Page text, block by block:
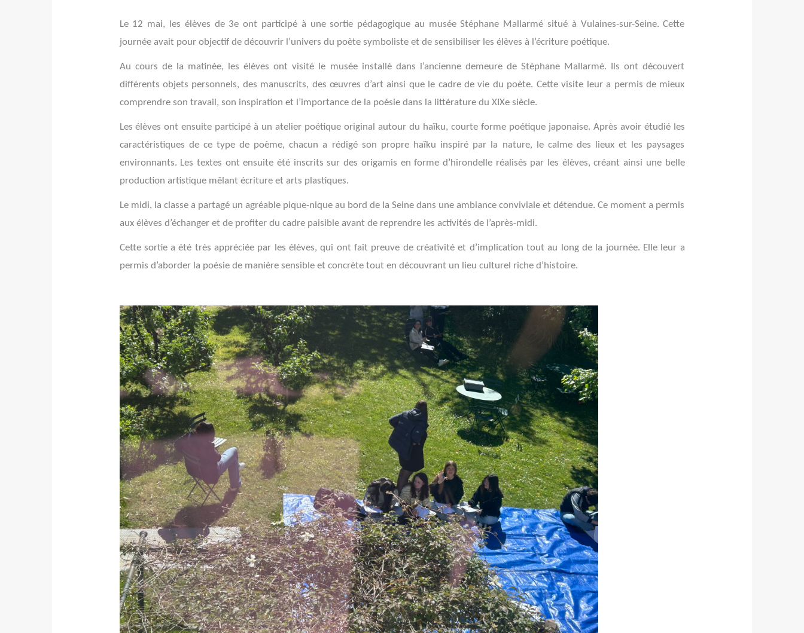
Le 12 mai, les élèves de 3e ont participé à une sortie pédagogique au musée Stéphane Mallarmé situé à Vulaines-sur-Seine. Cette
journée avait pour objectif de découvrir l’univers du poète symboliste et de sensibiliser les élèves à l’écriture poétique.
Au cours de la matinée, les élèves ont visité le musée installé dans l’ancienne demeure de Stéphane Mallarmé. Ils ont découvert
différents objets personnels, des manuscrits, des œuvres d’art ainsi que le cadre de vie du poète. Cette visite leur a permis de mieux
comprendre son travail, son inspiration et l’importance de la poésie dans la littérature du XIXe siècle.
Les élèves ont ensuite participé à un atelier poétique original autour du haïku, courte forme poétique japonaise. Après avoir étudié les
caractéristiques de ce type de poème, chacun a rédigé son propre haïku inspiré par la nature, le calme des lieux et les paysages
environnants. Les textes ont ensuite été inscrits sur des origamis en forme d’hirondelle réalisés par les élèves, créant ainsi une belle
production artistique mêlant écriture et arts plastiques.
Le midi, la classe a partagé un agréable pique-nique au bord de la Seine dans une ambiance conviviale et détendue. Ce moment a permis
aux élèves d’échanger et de profiter du cadre paisible avant de reprendre les activités de l’après-midi.
Cette sortie a été très appréciée par les élèves, qui ont fait preuve de créativité et d’implication tout au long de la journée. Elle leur a
permis d’aborder la poésie de manière sensible et concrète tout en découvrant un lieu culturel riche d’histoire.